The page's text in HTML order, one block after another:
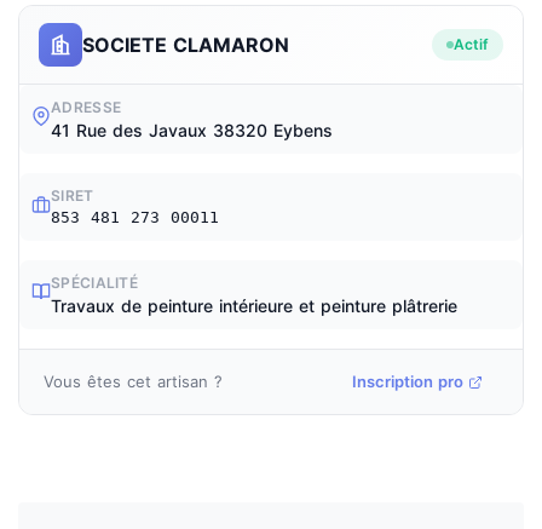
SOCIETE CLAMARON Actif
ADRESSE
41 Rue des Javaux 38320 Eybens
SIRET
853 481 273 00011
SPÉCIALITÉ
Travaux de peinture intérieure et peinture plâtrerie
Vous êtes cet artisan ? Inscription pro